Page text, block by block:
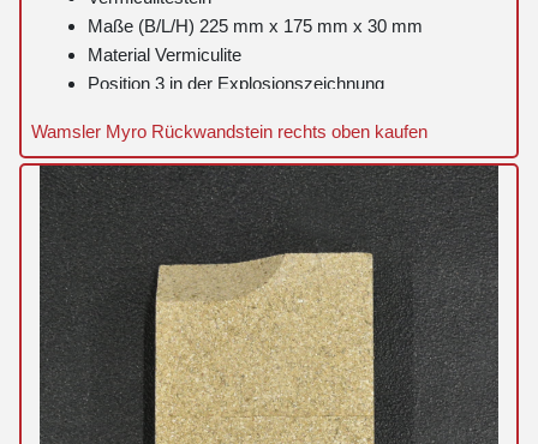
Maße (B/L/H) 225 mm x 175 mm x 30 mm
Material Vermiculite
Position 3 in der Explosionszeichnung
Wamsler Myro Rückwandstein rechts oben kaufen